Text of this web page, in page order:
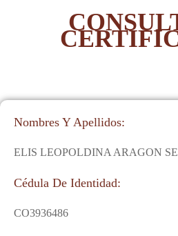
Nombres Y Apellidos:
ELIS LEOPOLDINA ARAGON
Cédula De Identidad:
CO3936486